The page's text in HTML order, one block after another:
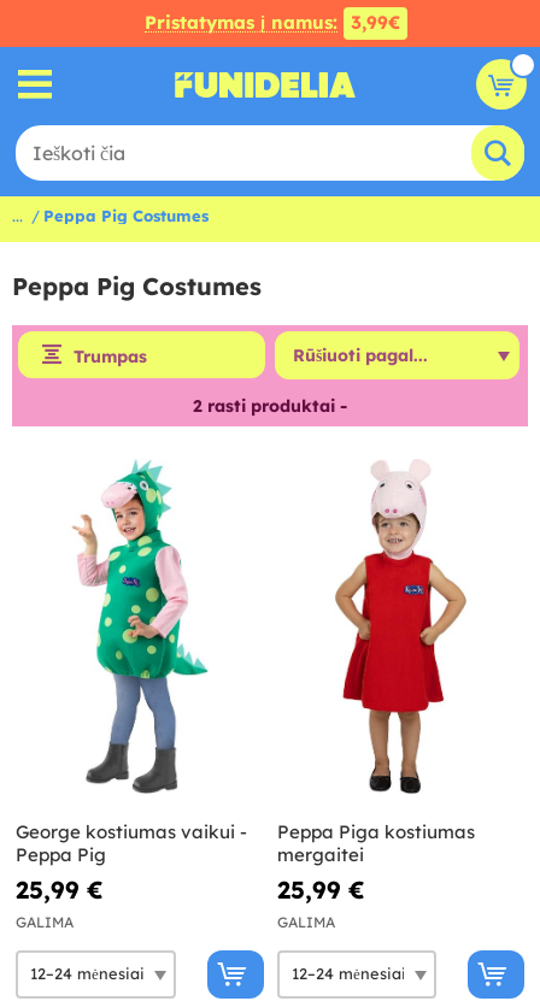
Pristatymas į namus: 3,99€
... Peppa Pig Costumes
Peppa Pig Costumes
Trumpas
2 rasti produktai -
George kostiumas vaikui -
Peppa Pig
25,99 €
GALIMA
Peppa Piga kostiumas
mergaitei
25,99 €
GALIMA